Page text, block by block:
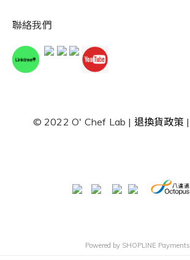
聯絡我們
© 2022 O' Chef Lab | 退換貨政策 |
Powered by SHOPLINE Payments